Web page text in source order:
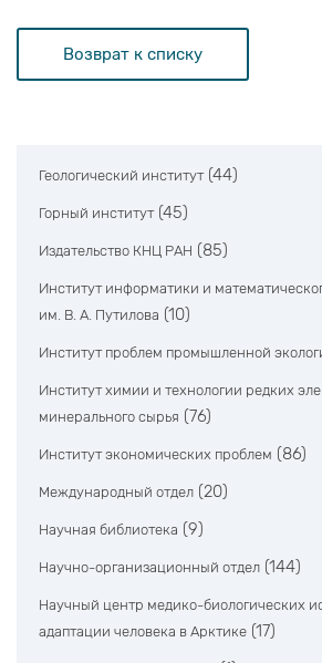
Возврат к списку
Геологический институт (44)
Горный институт (45)
Издательство КНЦ РАН (85)
Институт информатики и
им. В. А. Путилова (10)
Институт проблем промышленной
Институт химии и технологии редких
минерального сырья (76)
Институт экономических проблем (86)
Международный отдел (20)
Научная библиотека (9)
Научно-организационный отдел (144)
Научный центр медико-биологических
адаптации человека в Арктике (17)